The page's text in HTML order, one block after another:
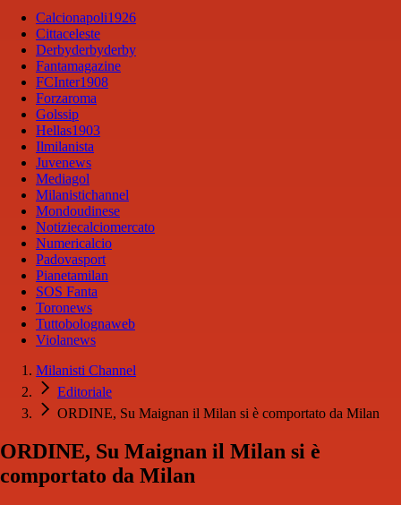
Calcionapoli1926
Cittaceleste
Derbyderbyderby
Fantamagazine
FCInter1908
Forzaroma
Golssip
Hellas1903
Ilmilanista
Juvenews
Mediagol
Milanistichannel
Mondoudinese
Notiziecalciomercato
Numericalcio
Padovasport
Pianetamilan
SOS Fanta
Toronews
Tuttobolognaweb
Violanews
Milanisti Channel
Editoriale
ORDINE, Su Maignan il Milan si è comportato da Milan
ORDINE, Su Maignan il Milan si è
comportato da Milan